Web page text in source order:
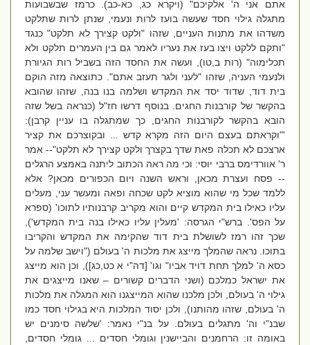
אתם אני ה' אלקיכם" (ויקרא כג, כא-כב). כרמז שבשבועות
מתגלה גילוי חסד שעשה בועז לרות ונעמי, שנתן לרות שתלקט
משדהו את מתנות העניים, שזהו "ולקט קצירך לא תלקט" כנגד
ותקם ללקט ויצו בעז את נעריו לאמר גם בין העמרים תלקט ולא
תכלימוה" (רות ב,טו), ועשה את החסד הזה בשביל רות הגיורת
ולנעמי העניה, שזהו "לעני ולגר תעזב אתם". כתוצאה מזה הוקם
בית דוד, שדוד יסד את המקדש ושלמה בנו בנה, שזהו שהובא
בהקשר של קורבנות החגים. בנוסף דרשו חז"ל (כנראה בשל שזה
הובא בהקשר לקורבנות החגים, כך שמתגלה בו עניין קרבן):
"וקראתם בעצם היום הזה מקרא קדש ... ובקוצרכם את קציר
ארצכם לא תכלה פאת שדך בקצרך ולקט קצירך לא תלקט"-- אמר
ר' אוורדימס ברבי יוסי: וכי מה ראה הכתוב ליתנה באמצע הרגלים
-- פסח ועצרת מכאן, וראש השנה ויום הכפורים מכאן? אלא
ללמד שכל מי שהוא מוציא לקט שכחה ופאה ומעשר עני, מעלים
עליו כאילו בית המקדש קיים והוא מקריב קרבנותיו לתוכו' (ספרא
על הפס'. ברש"י הגרסה: 'מעלין עליו כאילו בנה בית המקדש'),
שכך זהו רמז לשושלת בית דוד שהקימה את המקדש והקריבו
בתוכו. נראה שהמלך מייצג את מלכות ה' בעולם ("וישב שלמה על
כסא ה' למלך תחת דויד אביו" וגו' [דה"י א כט,כג]), וכן הוא מייצג
את ישראל כמלכם (ושני הדברים קשורים – שאנו מייצגים את
גילוי ה' בעולם, ולכן מלכנו שהוא המייצגנו הוא המגלה את מלכות
ה' בעולם, שזהו מהותנו), ולכן יסוד המלכות היא בגילוי חסד כמו
שבנ"י וה' מתגלים בעולם. על בנ"י נאמר:'שלשה סימנים יש
באומה זו: הרחמנים והביישנין וגומלי חסדים ... גומלי חסדים,